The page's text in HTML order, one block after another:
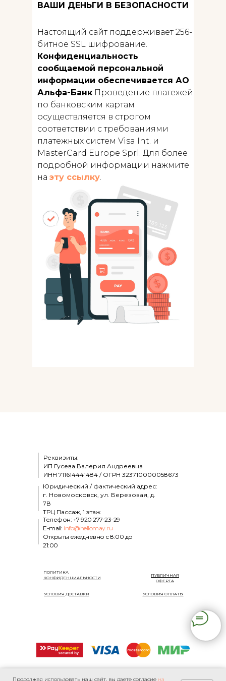
Продолжая использовать наш сайт, вы даете согласие на
ВАШИ ДЕНЬГИ В БЕЗОПАСНОСТИ
Настоящий сайт поддерживает 256-
битное SSL шифрование.
Конфиденциальность
сообщаемой персональной
информации обеспечивается АО
Альфа-Банк Проведение платежей
по банковским картам
осуществляется в строгом
соответствии с требованиями
платежных систем Visa Int. и
MasterCard Europe Sprl. Для более
подробной информации нажмите
на эту ссылку.
УСЛОВИЯ ДОСТАВКИ УСЛОВИЯ ОПЛАТЫ
ПУБЛИЧНАЯ
ОФЕРТА
ПОЛИТИКА
КОНФИДЕНЦИАЛЬНОСТИ
Реквизиты:
ИП Гусева Валерия Андреевна
ИНН 711614441484/ ОГРН 323710000058673
Телефон: +7 920 277-23-29
E-mail: info@hellomay.ru
Открыты ежедневно с 8:00 до
21:00
Юридический / фактический адрес:
г. Новомосковск, ул. Березовая, д.
7В
ТРЦ Пассаж, 1 этаж